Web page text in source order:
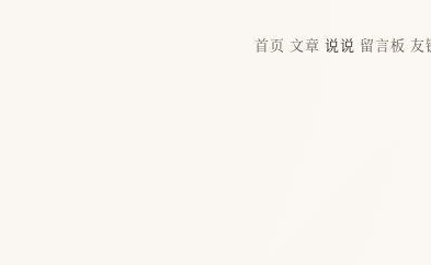
首页 文章 说说 留言板 友